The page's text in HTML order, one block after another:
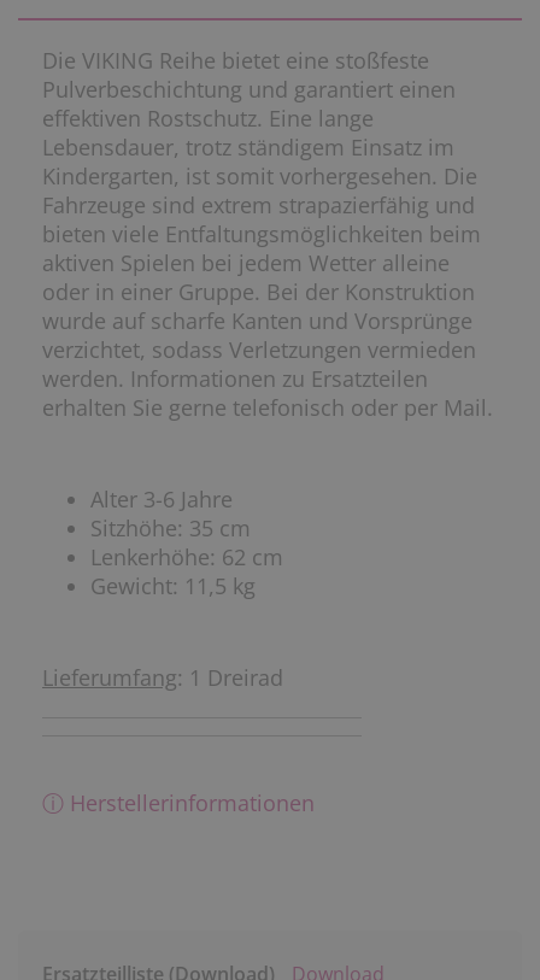
Die VIKING Reihe bietet eine stoßfeste
Pulverbeschichtung und garantiert einen
effektiven Rostschutz. Eine lange
Lebensdauer, trotz ständigem Einsatz im
Kindergarten, ist somit vorhergesehen. Die
Fahrzeuge sind extrem strapazierfähig und
bieten viele Entfaltungsmöglichkeiten beim
aktiven Spielen bei jedem Wetter alleine
oder in einer Gruppe. Bei der Konstruktion
wurde auf scharfe Kanten und Vorsprünge
verzichtet, sodass Verletzungen vermieden
werden. Informationen zu Ersatzteilen
erhalten Sie gerne telefonisch oder per Mail.
Alter 3-6 Jahre
Sitzhöhe: 35 cm
Lenkerhöhe: 62 cm
Gewicht: 11,5 kg
Lieferumfang: 1 Dreirad
ⓘ Herstellerinformationen
Ersatzteilliste (Download) Download